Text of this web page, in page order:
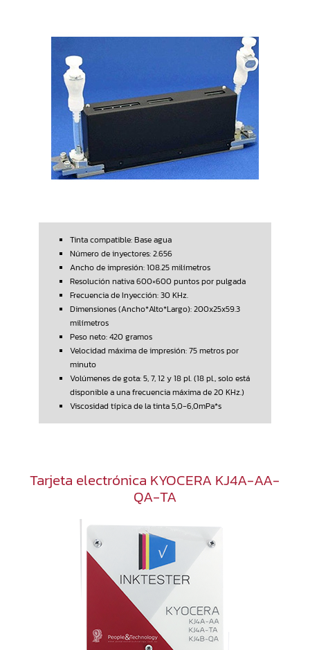
Tinta compatible: Base agua
Número de inyectores: 2.656
Ancho de impresión: 108.25 milímetros
Resolución nativa 600×600 puntos por pulgada
Frecuencia de Inyección: 30 KHz.
Dimensiones (Ancho*Alto*Largo): 200x25x59.3
milímetros
Peso neto: 420 gramos
Velocidad máxima de impresión: 75 metros por
minuto
Volúmenes de gota: 5, 7, 12 y 18 pl. (18 pl., solo está
disponible a una frecuencia máxima de 20 KHz.)
Viscosidad típica de la tinta 5,0-6,0mPa*s
Tarjeta electrónica KYOCERA KJ4A-AA-
QA-TA